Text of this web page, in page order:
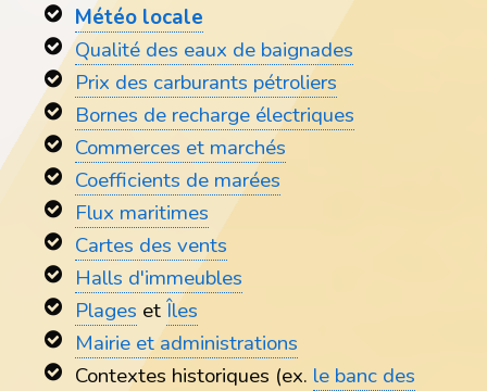
Météo locale
Qualité des eaux de baignades
Prix des carburants pétroliers
Bornes de recharge électriques
Commerces et marchés
Coefficients de marées
Flux maritimes
Cartes des vents
Halls d'immeubles
Plages etÎles
Mairie et administrations
Contextes historiques (ex. le banc des